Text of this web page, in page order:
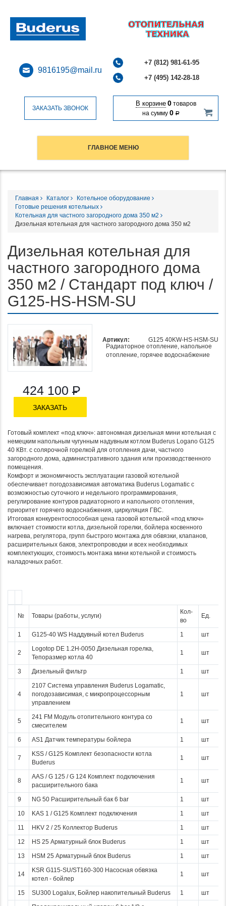
9816195@mail.ru
+7 (812) 981-61-95
+7 (495) 142-28-18
ЗАКАЗАТЬ ЗВОНОК
В корзине 0товаров
на сумму 0 Р
ГЛАВНОЕ МЕНЮ
Главная Каталог
Котельное оборудование
Готовые решения котельных
Котельная для частного загородного дома 350 м2
Дизельная котельная для частного загородного дома 350 м2
Дизельная котельная для
частного загородного дома
350 м2 / Стандарт под ключ /
G125-HS-HSM-SU
424 100 Р
ЗАКАЗАТЬ
Артикул: G125 40KW-HS-HSM-SU
Функционал:
Радиаторное отопление, напольное
отопление, горячее водоснабжение
Готовый комплект «под ключ»: автономная дизельная мини котельная с
немецким напольным чугунным надувным котлом Buderus Logano G125
40 КВт. с солярочной горелкой для отопления дачи, частного
загородного дома, административного здания или производственного
помещения.
Комфорт и экономичность эксплуатации газовой котельной
обеспечивает погодозависимая автоматика Buderus Logamatic с
возможностью суточного и недельного программирования,
регулирование контуров радиаторного и напольного отопления,
приоритет горячего водоснабжения, циркуляция ГВС.
Итоговая конкурентоспособная цена газовой котельной «под ключ»
включает стоимости котла, дизельной горелки, бойлера косвенного
нагрева, регулятора, групп быстрого монтажа для обвязки, клапанов,
расширительных баков, электропроводки и всех необходимых
комплектующих, стоимость монтажа мини котельной и стоимость
наладочных работ.
№ Товары (работы, услуги)
Кол-
во
Ед.
1 G125-40 WS Наддувный котел Buderus 1 шт
2
Logotop DE 1.2H-0050 Дизельная горелка,
Тепоразмер котла 40
1 шт
3 Дизельный фильтр 1 шт
4
2107 Система управления Buderus Logamatic,
погодозависимая, с микропроцессорным
управлением
1 шт
5
241 FM Модуль отопительного контура со
смесителем
1 шт
6 AS1 Датчик температуры бойлера 1 шт
7
KSS / G125 Комплект безопасности котла
Buderus
1 шт
8
AAS / G 125 / G 124 Комплект подключения
расширительного бака
1 шт
9 NG 50 Расширительный бак 6 bar 1 шт
10
KAS 1 / G125 Комплект подключения 1 шт
11
HKV 2 / 25 Коллектор Buderus 1 шт
12
HS 25 Арматурный блок Buderus 1 шт
13
HSM 25 Арматурный блок Buderus 1 шт
14
KSR G115-SU/ST160-300 Насосная обвязка
котел - бойлер
1 шт
15 SU300 Logalux, Бойлер накопительный Buderus 1 шт